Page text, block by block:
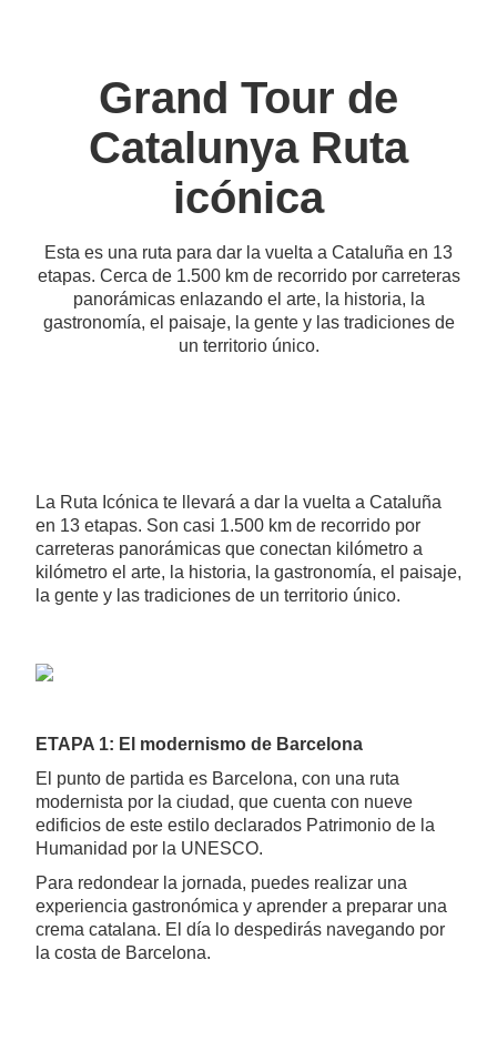
Grand Tour de
Catalunya Ruta
icónica
Esta es una ruta para dar la vuelta a Cataluña en 13
etapas. Cerca de 1.500 km de recorrido por carreteras
panorámicas enlazando el arte, la historia, la
gastronomía, el paisaje, la gente y las tradiciones de
un territorio único.
La Ruta Icónica te llevará a dar la vuelta a Cataluña
en 13 etapas. Son casi 1.500 km de recorrido por
carreteras panorámicas que conectan kilómetro a
kilómetro el arte, la historia, la gastronomía, el paisaje,
la gente y las tradiciones de un territorio único.
ETAPA 1: El modernismo de Barcelona
El punto de partida es Barcelona, con una ruta
modernista por la ciudad, que cuenta con nueve
edificios de este estilo declarados Patrimonio de la
Humanidad por la UNESCO.
Para redondear la jornada, puedes realizar una
experiencia gastronómica y aprender a preparar una
crema catalana. El día lo despedirás navegando por
la costa de Barcelona.